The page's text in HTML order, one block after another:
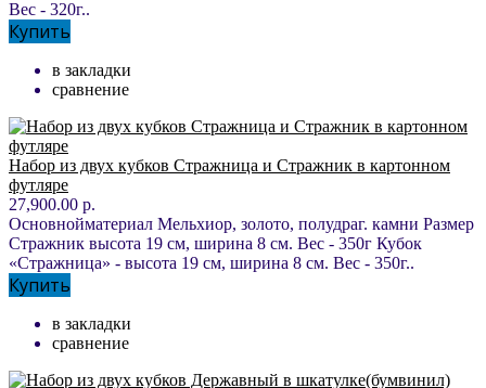
Вес - 320г..
Купить
в закладки
сравнение
Набор из двух кубков Стражница и Стражник в картонном
футляре
27,900.00 р.
Основнойматериал Мельхиор, золото, полудраг. камни Размер
Стражник высота 19 см, ширина 8 см. Вес - 350г Кубок
«Стражница» - высота 19 см, ширина 8 см. Вес - 350г..
Купить
в закладки
сравнение